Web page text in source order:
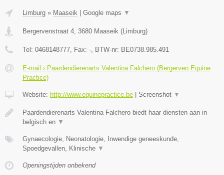
Limburg » Maaseik Google maps ▼
Bergervenstraat 4 3680 Maaseik ( Limburg)
Tel: 0468148777 , Fax: - , BTW-nr: BE0738.985.491
E-mail › Paardendierenarts Valentina Falchero (Bergerven Equine
Practice)
Website: http://www.equinepractice.be Screenshot ▼
Paardendierenarts Valentina Falchero biedt haar diensten aan in
belgisch en ▼
Gynaecologie, Neonatologie, Inwendige geneeskunde,
Spoedgevallen, Klinische ▼
Openingstijden onbekend